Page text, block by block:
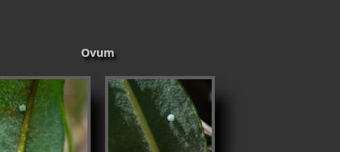
Ovum